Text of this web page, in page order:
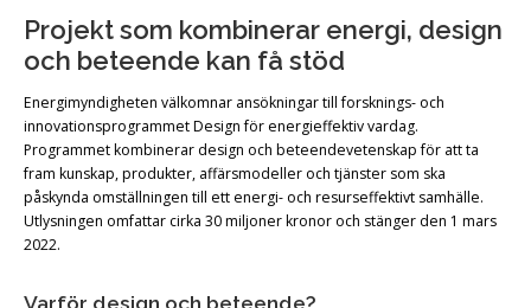
Projekt som kombinerar energi, design
och beteende kan få stöd
Energimyndigheten välkomnar ansökningar till forsknings- och
innovationsprogrammet Design för energieffektiv vardag.
Programmet kombinerar design och beteendevetenskap för att ta
fram kunskap, produkter, affärsmodeller och tjänster som ska
påskynda omställningen till ett energi- och resurseffektivt samhälle.
Utlysningen omfattar cirka 30 miljoner kronor och stänger den 1 mars
2022.